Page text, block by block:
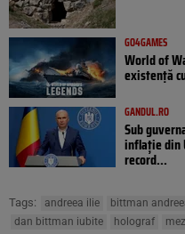
GO4GAMES
World of
existență
GANDUL.RO
Sub
inflație din
record...
Tags: andreea ilie bittman
dan bittman iubite
holograf